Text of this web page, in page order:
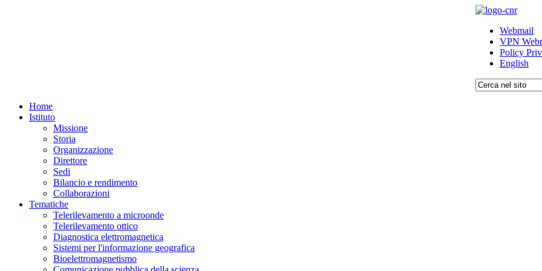
Webmail
VPN
Policy
English
Home
Istituto
Missione
Storia
Organizzazione
Direttore
Sedi
Bilancio e rendimento
Collaborazioni
Tematiche
Telerilevamento a microonde
Telerilevamento ottico
Diagnostica elettromagnetica
Sistemi per l'informazione geografica
Bioelettromagnetismo